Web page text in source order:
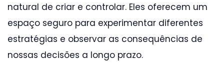
natural de criar e controlar. Eles oferecem um
espaço seguro para experimentar diferentes
estratégias e observar as consequências de
nossas decisões a longo prazo.